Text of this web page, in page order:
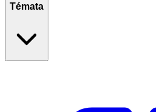
Témata